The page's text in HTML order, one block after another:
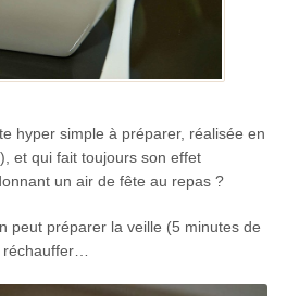
hyper simple à préparer, réalisée en
et qui fait toujours son effet
un air de fête au repas ?
peut préparer la veille (5 minutes de